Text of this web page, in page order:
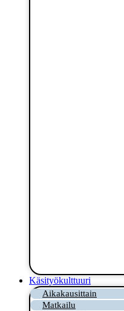
Käsityökulttuuri
Aikakausittain
Matkailu